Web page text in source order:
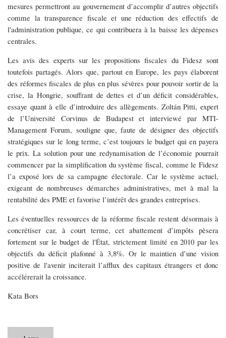
mesures permettront au gouvernement d’accomplir d’autres objectifs
comme la transparence fiscale et une réduction des effectifs de
l'administration publique, ce qui contribuera à la baisse les dépenses
centrales.
Les avis des experts sur les propositions fiscales du Fidesz sont
toutefois partagés. Alors que, partout en Europe, les pays élaborent
des réformes fiscales de plus en plus sévères pour pouvoir sortir de la
crise, la Hongrie, souffrant de dettes et d’un déficit considérables,
essaye quant à elle d’introduire des allègements. Zoltán Pitti, expert
de l’Université Corvinus de Budapest et interviewé par MTI-
Management Forum, souligne que, faute de désigner des objectifs
stratégiques sur le long terme, c’est toujours le budget qui en payera
le prix. La solution pour une redynamisation de l’économie pourrait
commencer par la simplification du système fiscal, comme le Fidesz
l’a exposé lors de sa campagne électorale. Car le système actuel,
exigeant de nombreuses démarches administratives, met à mal la
rentabilité des PME et favorise l’intérêt des grandes entreprises.
Les éventuelles ressources de la réforme fiscale restent désormais à
concrétiser car, à court terme, cet abattement d’impôts pèsera
fortement sur le budget de l'État, strictement limité en 2010 par les
objectifs du déficit plafonné à 3,8%. Or le maintien d’une vision
positive de l'avenir inciterait l’afflux des capitaux étrangers et donc
accélérerait la croissance.
Kata Bors